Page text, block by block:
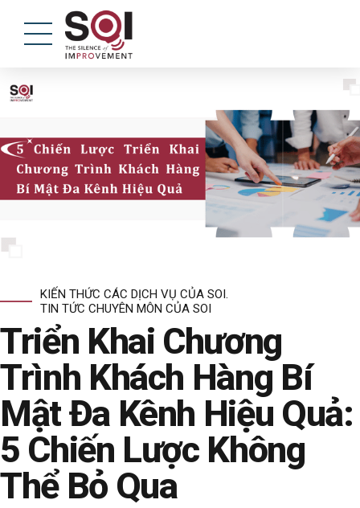
KIẾN THỨC CÁC DỊCH VỤ CỦA SOI.
TIN TỨC CHUYÊN MÔN CỦA SOI
Triển Khai Chương
Trình Khách Hàng Bí
Mật Đa Kênh Hiệu Quả:
5 Chiến Lược Không
Thể Bỏ Qua